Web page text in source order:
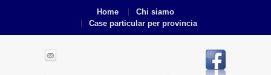
Home
Chi siamo
Case particular per provincia